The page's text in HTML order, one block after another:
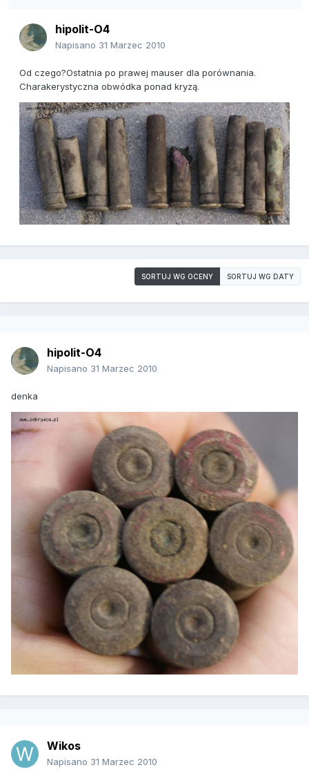
hipolit-O4
Napisano 31 Marzec 2010
Od czego?Ostatnia po prawej mauser dla porównania.
Charakerystyczna obwódka ponad kryzą.
SORTUJ WG OCENY SORTUJ WG DATY
hipolit-O4
Napisano 31 Marzec 2010
denka
Wikos
Napisano 31 Marzec 2010